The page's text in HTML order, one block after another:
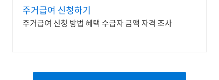
주거급여 신청하기
주거급여 신청 방법 혜택 수급자 금액 자격 조사